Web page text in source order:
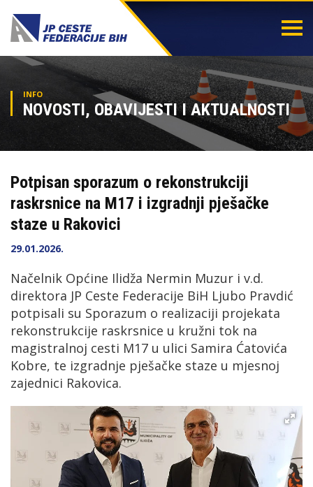
INFO
NOVOSTI, OBAVIJESTI I AKTUALNOSTI
Potpisan sporazum o rekonstrukciji
raskrsnice na M17 i izgradnji pješačke
staze u Rakovici
29.01.2026.
Načelnik Općine Ilidža Nermin Muzur i v.d.
direktora JP Ceste Federacije BiH Ljubo Pravdić
potpisali su Sporazum o realizaciji projekata
rekonstrukcije raskrsnice u kružni tok na
magistralnoj cesti M17 u ulici Samira Ćatovića
Kobre, te izgradnje pješačke staze u mjesnoj
zajednici Rakovica.